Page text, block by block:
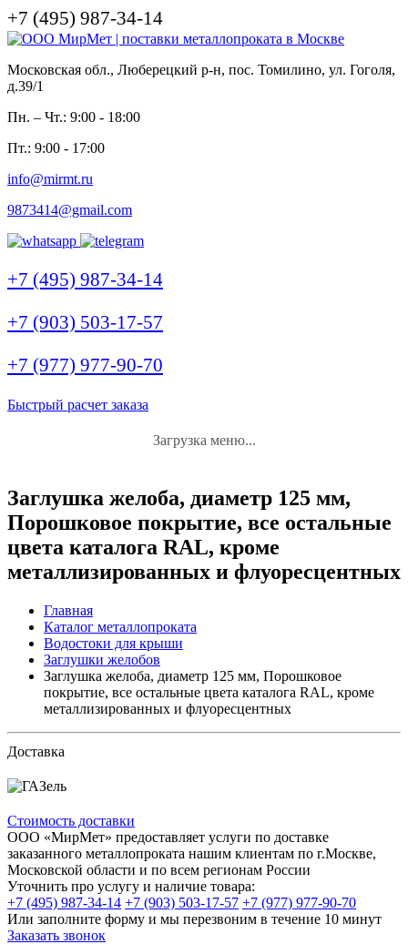
+7 (495) 987-34-14
Московская обл., Люберецкий р-н, пос. Томилино, ул. Гоголя,
д.39/1
Пн. – Чт.: 9:00 - 18:00
Пт.: 9:00 - 17:00
info@mirmt.ru
9873414@gmail.com
+7 (495) 987-34-14
+7 (903) 503-17-57
+7 (977) 977-90-70
Быстрый расчет заказа
Загрузка меню...
Заглушка желоба, диаметр 125 мм,
Порошковое покрытие, все остальные
цвета каталога RAL, кроме
металлизированных и флуоресцентных
Главная
Каталог металлопроката
Водостоки для крыши
Заглушки желобов
Заглушка желоба, диаметр 125 мм, Порошковое
покрытие, все остальные цвета каталога RAL, кроме
металлизированных и флуоресцентных
Доставка
Стоимость доставки
ООО «МирМет» предоставляет услуги по доставке
заказанного металлопроката нашим клиентам по г.Москве,
Московской области и по всем регионам России
Уточнить про услугу и наличие товара:
+7 (495) 987-34-14 +7 (903) 503-17-57 +7 (977) 977-90-70
Или заполните форму и мы перезвоним в течение 10 минут
Заказать звонок